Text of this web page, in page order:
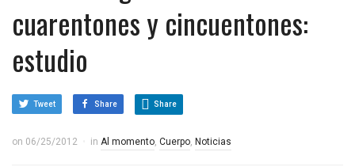
cuarentones y cincuentones:
estudio
Tweet Share Share
on 06/25/2012 in Al momento, Cuerpo, Noticias